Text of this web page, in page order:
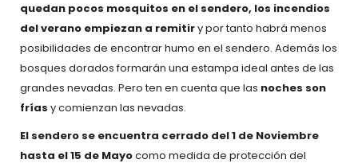
quedan pocos mosquitos en el sendero, los incendios
del verano empiezan a remitiry por tanto habrá menos
posibilidades de encontrar humo en el sendero. Además los
bosques dorados formarán una estampa ideal antes de las
grandes nevadas. Pero ten en cuenta que las noches son
frías y comienzan las nevadas.
El sendero se encuentra cerrado del 1 de Noviembre
hasta el 15 de Mayocomo medida de protección del